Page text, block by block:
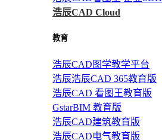
浩辰CAD Cloud
教育
浩辰CAD图学教学平台
浩辰浩辰CAD 365教育版
浩辰CAD 看图王教育版
GstarBIM 教育版
浩辰CAD建筑教育版
浩辰CAD电气教育版